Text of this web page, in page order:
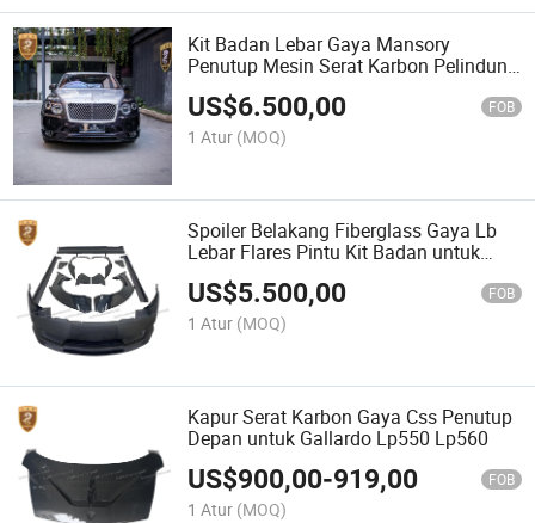
Kit Badan Lebar Gaya Mansory
Penutup Mesin Serat Karbon Pelindung
Bumper Belakang untuk Bentley
Bentayga
US$6.500,00 FOB
1 Atur (MOQ)
Spoiler Belakang Fiberglass Gaya Lb
Lebar Flares Pintu Kit Badan untuk
Lamborghini Gallardo Lp540
US$5.500,00 FOB
1 Atur (MOQ)
Kapur Serat Karbon Gaya Css Penutup
Depan untuk Gallardo Lp550 Lp560
US$900,00-919,00 FOB
1 Atur (MOQ)